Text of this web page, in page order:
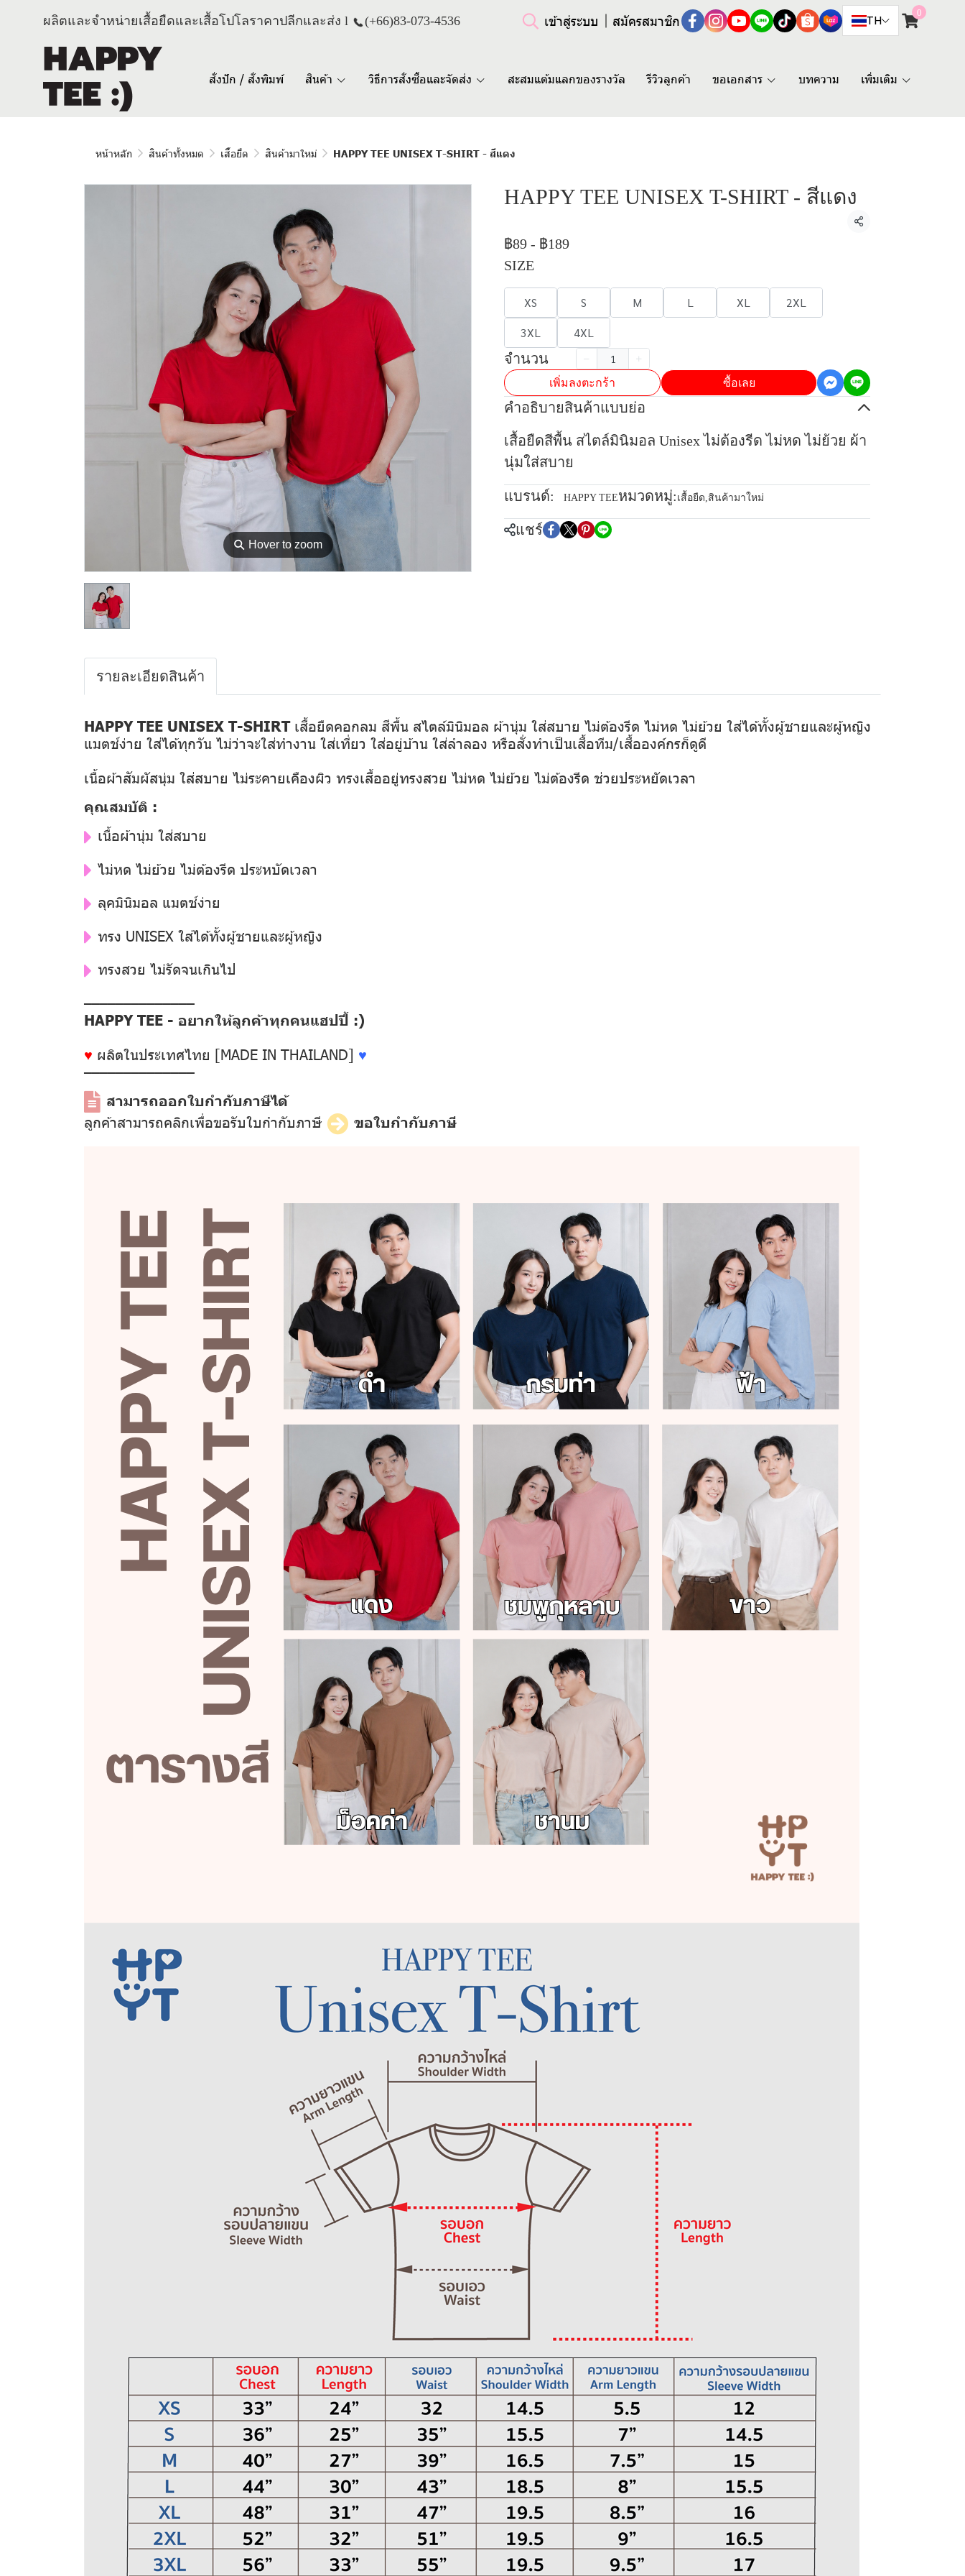
ผลิตและจำหน่ายเสื้อยืดและเสื้อโปโลราคาปลีกและส่ง l (+66)83-073-4536 เข้าสู่ระบบ สมัครสมาชิก TH
0
สั่งปัก / สั่งพิมพ์ สินค้า วิธีการสั่งซื้อและจัดส่ง สะสมแต้มแลกของรางวัล รีวิวลูกค้า ขอเอกสาร บทความ เพิ่มเติม
หน้าหลัก สินค้าทั้งหมด เสื้อยืด สินค้ามาใหม่ HAPPY TEE UNISEX T-SHIRT - สีแดง
⚲ Hover to zoom
HAPPY TEE UNISEX T-SHIRT - สีแดง
แชร์
฿89 - ฿189
SIZE
XS S M L XL
2XL
3XL
4XL
จำนวน
เพิ่มลงตะกร้า ซื้อเลย
คำอธิบายสินค้าแบบย่อ
เสื้อยืดสีพื้น สไตล์มินิมอล Unisex ไม่ต้องรีด ไม่หด ไม่ย้วย ผ้า
นุ่มใส่สบาย
แบรนด์: HAPPY TEEหมวดหมู่: เสื้อยืด,สินค้ามาใหม่
แชร์
รายละเอียดสินค้า
HAPPY TEE UNISEX T-SHIRTเสื้อยืดคอกลม สีพื้น สไตล์มินิมอล ผ้านุ่ม ใส่สบาย ไม่ต้องรีด ไม่หด ไม่ย้วย ใส่ได้ทั้งผู้ชายและผู้หญิง
แมตช์ง่าย ใส่ได้ทุกวัน ไม่ว่าจะใส่ทำงาน ใส่เที่ยว ใส่อยู่บ้าน ใส่ลำลอง หรือสั่งทำเป็นเสื้อทีม/เสื้อองค์กรก็ดูดี
เนื้อผ้าสัมผัสนุ่ม ใส่สบาย ไม่ระคายเคืองผิว ทรงเสื้ออยู่ทรงสวย ไม่หด ไม่ย้วย ไม่ต้องรีด ช่วยประหยัดเวลา
คุณสมบัติ :
เนื้อผ้านุ่ม ใส่สบาย
ไม่หด ไม่ย้วย ไม่ต้องรีด ประหบัดเวลา
ลุคมินิมอล แมตช์ง่าย
ทรง UNISEX ใส่ได้ทั้งผู้ชายและผู้หญิง
ทรงสวย ไม่รัดจนเกินไป
––––––––––––––
HAPPY TEE - อยากให้ลูกค้าทุกคนแฮปปี้ :)
♥ ผลิตในประเทศไทย [MADE IN THAILAND] ♥
––––––––––––––
สามารถออกใบกำกับภาษีได้
ลูกค้าสามารถคลิกเพื่อขอรับใบกำกับภาษี
ขอใบกำกับภาษี